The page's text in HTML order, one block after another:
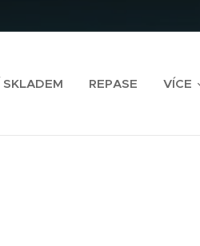
SKLADEM REPASE VÍCE